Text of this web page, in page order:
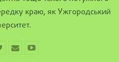
краю, як Ужгородський